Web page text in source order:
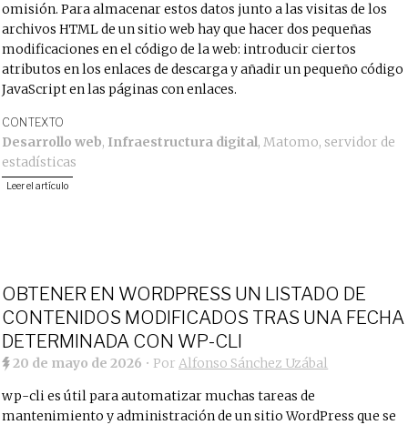
omisión. Para almacenar estos datos junto a las visitas de los
archivos HTML de un sitio web hay que hacer dos pequeñas
modificaciones en el código de la web: introducir ciertos
atributos en los enlaces de descarga y añadir un pequeño código
JavaScript en las páginas con enlaces.
CONTEXTO
Desarrollo web, Infraestructura digital,Matomo, servidor de
estadísticas
Leer el artículo
OBTENER EN WORDPRESS UN LISTADO DE
CONTENIDOS MODIFICADOS TRAS UNA FECHA
DETERMINADA CON WP-CLI
20 de mayo de 2026 • PorAlfonso Sánchez Uzábal
wp-cli es útil para automatizar muchas tareas de
mantenimiento y administración de un sitio WordPress que se